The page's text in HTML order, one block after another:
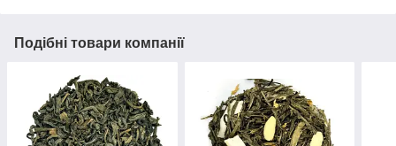
Подібні товари компанії